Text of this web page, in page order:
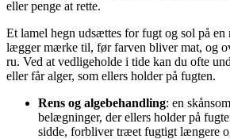
eller penge at rette.
Et lamel hegn udsættes for fugt og sol på
lægger mærke til, før farven bliver mat, og
ru. Ved at vedligeholde i tide kan du ofte
eller får alger, som ellers holder på fugten.
Rens og algebehandling: en
belægninger, der ellers holder på
sidde, forbliver træet fugtigt længere